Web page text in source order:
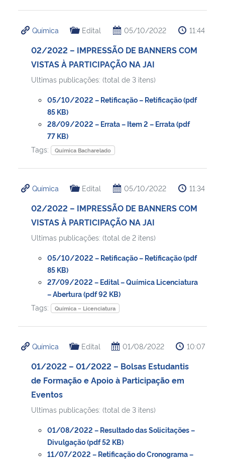
Química Edital 05/10/2022 11:44
02/2022 – IMPRESSÃO DE BANNERS COM
VISTAS À PARTICIPAÇÃO NA JAI
Ultimas publicações: (total de 3 itens)
05/10/2022 – Retificação – Retificação (pdf
85 KB)
28/09/2022 – Errata – Item 2 – Errata (pdf
77 KB)
Tags:
Química Bacharelado
Química Edital 05/10/2022 11:34
02/2022 – IMPRESSÃO DE BANNERS COM
VISTAS À PARTICIPAÇÃO NA JAI
Ultimas publicações: (total de 2 itens)
05/10/2022 – Retificação – Retificação (pdf
85 KB)
27/09/2022 – Edital – Química Licenciatura
– Abertura (pdf 92 KB)
Tags:
Química – Licenciatura
Química Edital 01/08/2022 10:07
01/2022 – 01/2022 – Bolsas Estudantis
de Formação e Apoio à Participação em
Eventos
Ultimas publicações: (total de 3 itens)
01/08/2022 – Resultado das Solicitações –
Divulgação (pdf 52 KB)
11/07/2022 – Retificação do Cronograma –